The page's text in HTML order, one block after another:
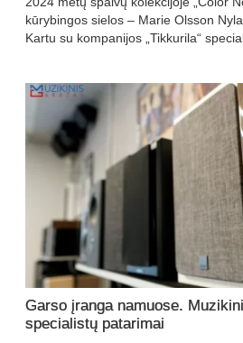
kūrybingos sielos – Marie Olsson
Kartu su kompanijos „Tikkurila“
Garso įranga namuose.
specialistų patarimai